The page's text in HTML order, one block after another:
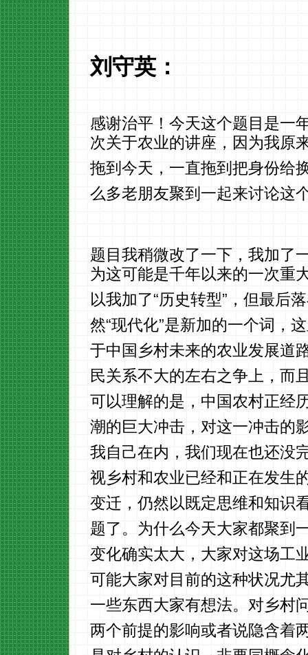
刘守英：
感谢治平！今天这个题目是一
次关于农业的讲座，因为我原
拖到今天，一直拖到把身份给
么多老朋友聚到一起来讨论这
题目我稍微改了一下，我加了
为这可能是千年以来的一次重
以我加了“历史转型”，但最后
然“现代化”是新加的一个词，
于中国乡村未来的农业发展道
民关系不大的左右之争上，而
可以理解的是，中国农村正经
潮的巨大冲击，对这一冲击的
我自己在内，我们现在也还没
视乡村和农业已经和正在发生
变迁，仍然以既定思维和知识
题了。为什么今天大家都聚到
变化确实太大，大家对这场工
可能大家对目前的这种状况尤
一些东西大家有想法。对乡村
两个前提的影响或者说隐含着